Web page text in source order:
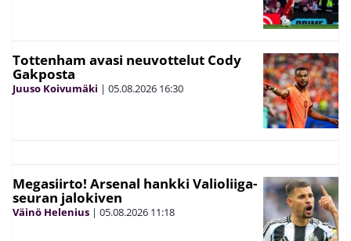
Tottenham avasi neuvottelut Cody
Gakposta
Juuso Koivumäki | 05.08.2026 16:30
Megasiirto! Arsenal hankki Valioliiga-
seuran jalokiven
Väinö Helenius | 05.08.2026 11:18